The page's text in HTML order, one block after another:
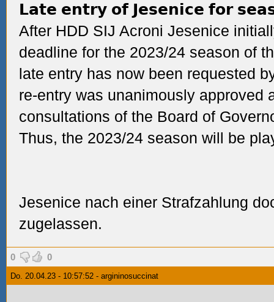
𝗟𝗮𝘁𝗲 𝗲𝗻𝘁𝗿𝘆 𝗼𝗳 𝗝𝗲𝘀𝗲𝗻𝗶𝗰𝗲 𝗳𝗼𝗿
After HDD SIJ Acroni Jesenice
deadline for the 2023/24 season of
late entry has now been requested
re-entry was unanimously approved
consultations of the Board of
Thus, the 2023/24 season will be
Jesenice nach einer Strafzahlung
zugelassen.
0 0
Do. 20.04.23 - 10:57:52 - argininosuccinat